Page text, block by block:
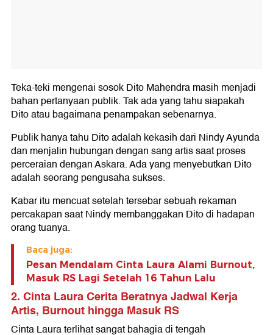
Teka-teki mengenai sosok Dito Mahendra masih menjadi
bahan pertanyaan publik. Tak ada yang tahu siapakah
Dito atau bagaimana penampakan sebenarnya.
Publik hanya tahu Dito adalah kekasih dari Nindy Ayunda
dan menjalin hubungan dengan sang artis saat proses
perceraian dengan Askara. Ada yang menyebutkan Dito
adalah seorang pengusaha sukses.
Kabar itu mencuat setelah tersebar sebuah rekaman
percakapan saat Nindy membanggakan Dito di hadapan
orang tuanya.
Baca juga:
Pesan Mendalam Cinta Laura Alami Burnout,
Masuk RS Lagi Setelah 16 Tahun Lalu
2. Cinta Laura Cerita Beratnya Jadwal Kerja
Artis, Burnout hingga Masuk RS
Cinta Laura terlihat sangat bahagia di tengah